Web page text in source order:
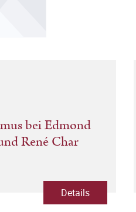
bei Edmond
René Char
Details